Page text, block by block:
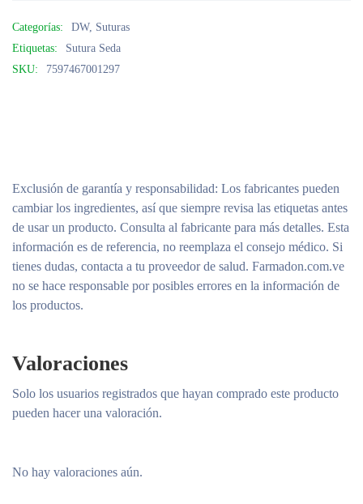
Categorías: DW, Suturas
Etiquetas:
Sutura Seda
SKU:
7597467001297
Exclusión de garantía y responsabilidad: Los fabricantes pueden
cambiar los ingredientes, así que siempre revisa las etiquetas antes
de usar un producto. Consulta al fabricante para más detalles. Esta
información es de referencia, no reemplaza el consejo médico. Si
tienes dudas, contacta a tu proveedor de salud. Farmadon.com.ve
no se hace responsable por posibles errores en la información de
los productos.
Valoraciones
No hay valoraciones aún.
Solo los usuarios registrados que hayan comprado este producto
pueden hacer una valoración.